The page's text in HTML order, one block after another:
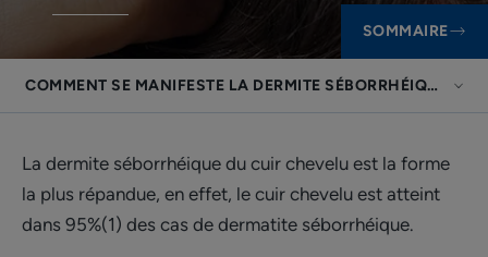
SOMMAIRE
COMMENT SE MANIFESTE LA DERMITE SÉBORRHÉIQUE DU
La dermite séborrhéique du cuir chevelu est la forme
la plus répandue, en effet, le cuir chevelu est atteint
dans 95%(1) des cas de dermatite séborrhéique.